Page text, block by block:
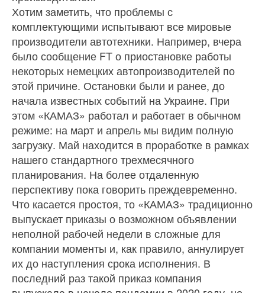
Хотим заметить, что проблемы с
комплектующими испытывают все мировые
производители автотехники. Например, вчера
было сообщение FT о приостановке работы
некоторых немецких автопроизводителей по
этой причине. Остановки были и ранее, до
начала известных событий на Украине. При
этом «КАМАЗ» работал и работает в обычном
режиме: на март и апрель мы видим полную
загрузку. Май находится в проработке в рамках
нашего стандартного трехмесячного
планирования. На более отдаленную
перспективу пока говорить преждевременно.
Что касается простоя, то «КАМАЗ» традиционно
выпускает приказы о возможном объявлении
неполной рабочей недели в сложные для
компании моменты и, как правило, аннулирует
их до наступления срока исполнения. В
последний раз такой приказ компания